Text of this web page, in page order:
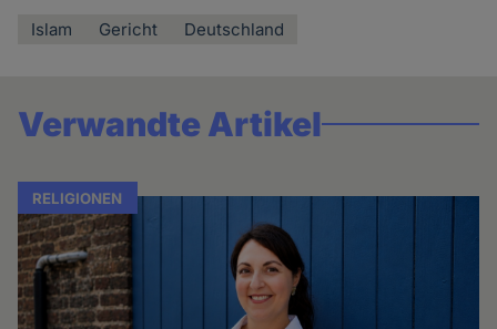
Islam Gericht Deutschland
Verwandte Artikel
RELIGIONEN